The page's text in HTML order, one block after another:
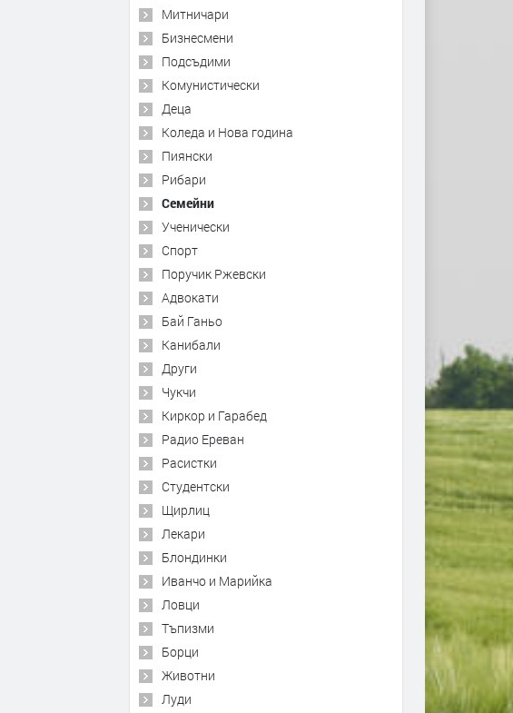
Митничари
Бизнесмени
Подсъдими
Комунистически
Деца
Коледа и Нова година
Пиянски
Рибари
Семейни
Ученически
Спорт
Поручик Ржевски
Адвокати
Бай Ганьо
Канибали
Други
Чукчи
Киркор и Гарабед
Радио Ереван
Расистки
Студентски
Щирлиц
Лекари
Блондинки
Иванчо и Марийка
Ловци
Тъпизми
Борци
Животни
Луди